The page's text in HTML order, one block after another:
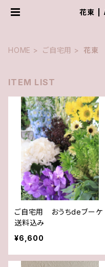
HOME ご自宅用 花束
ITEM LIST
ご自宅用 おうちdeブーケ
送料込み
¥6,600